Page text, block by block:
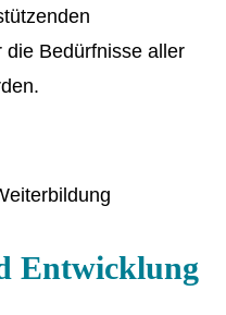
Bedürfnisse aller
Entwicklung